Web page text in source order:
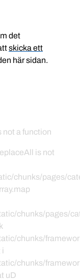
det
skicka ett
här sidan.
not a function
is not
chunks/pages/
chunks/pages/
chunks/
chunks/
uD